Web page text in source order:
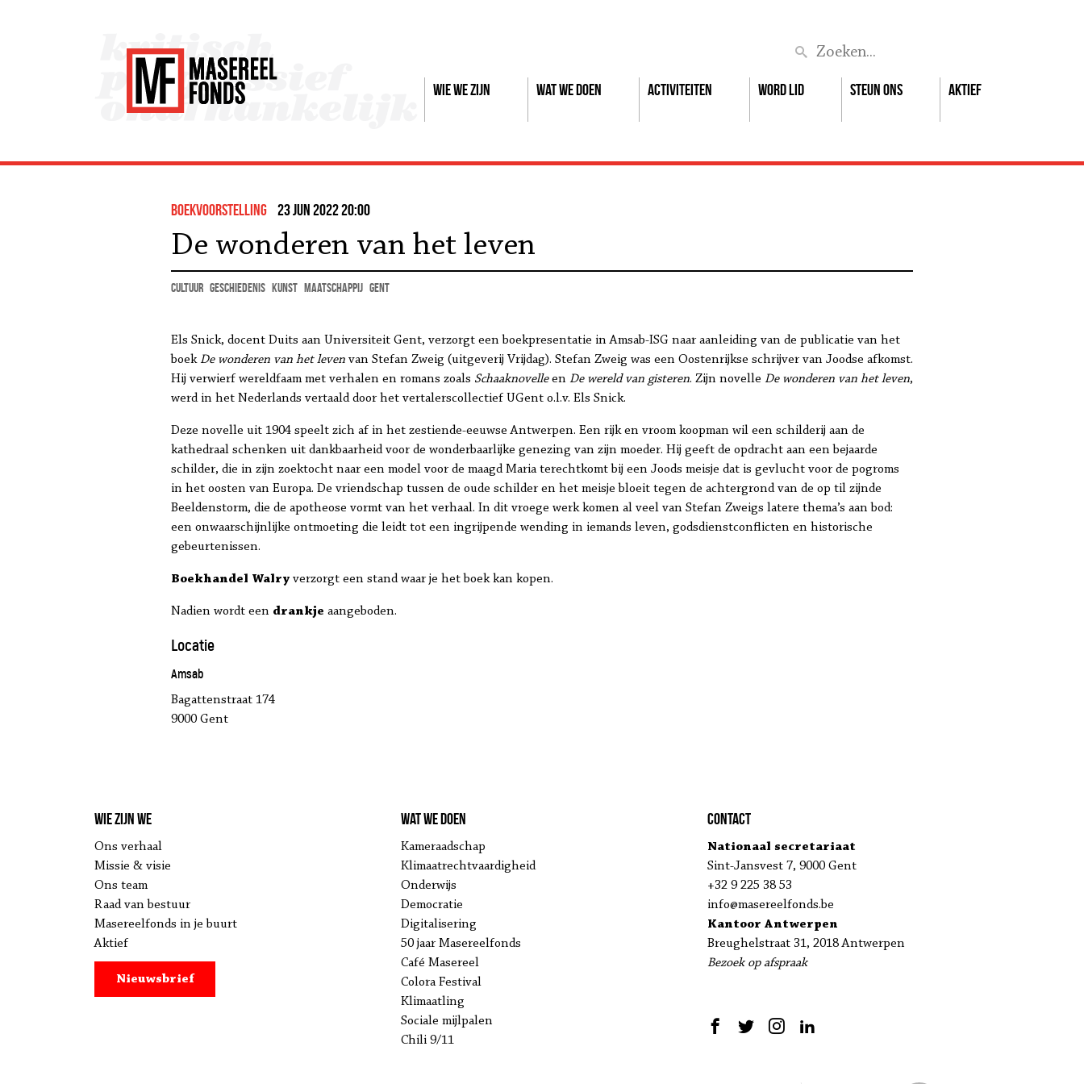
Wie we zijn Wat we doen Activiteiten Word lid Steun ons Aktief
boekvoorstelling 23 jun 2022 20:00
De wonderen van het leven
cultuur geschiedenis kunst maatschappij Gent
Els Snick, docent Duits aan Universiteit Gent, verzorgt een boekpresentatie in Amsab-ISG naar aanleiding van de publicatie van het
boekDe wonderen van het leven van Stefan Zweig (uitgeverij Vrijdag). Stefan Zweig was een Oostenrijkse schrijver van Joodse afkomst.
Hij verwierf wereldfaam met verhalen en romans zoals Schaaknovelleen De wereld van gisteren. Zijn novelle De wonderen van het leven,
werd in het Nederlands vertaald door het vertalerscollectief UGent o.l.v. Els Snick.
Deze novelle uit 1904 speelt zich af in het zestiende-eeuwse Antwerpen. Een rijk en vroom koopman wil een schilderij aan de
kathedraal schenken uit dankbaarheid voor de wonderbaarlijke genezing van zijn moeder. Hij geeft de opdracht aan een bejaarde
schilder, die in zijn zoektocht naar een model voor de maagd Maria terechtkomt bij een Joods meisje dat is gevlucht voor de pogroms
in het oosten van Europa. De vriendschap tussen de oude schilder en het meisje bloeit tegen de achtergrond van de op til zijnde
Beeldenstorm, die de apotheose vormt van het verhaal. In dit vroege werk komen al veel van Stefan Zweigs latere thema’s aan bod:
een onwaarschijnlijke ontmoeting die leidt tot een ingrijpende wending in iemands leven, godsdienstconflicten en historische
gebeurtenissen.
Boekhandel Walry verzorgt een stand waar je het boek kan kopen.
Nadien wordt een drankje aangeboden.
Locatie
Amsab
Bagattenstraat 174
9000 Gent
Wie zijn we
Ons verhaal
Missie & visie
Ons team
Raad van bestuur
Masereelfonds in je buurt
Aktief
Nieuwsbrief
Wat we doen
Kameraadschap
Klimaatrechtvaardigheid
Onderwijs
Democratie
Digitalisering
50 jaar Masereelfonds
Café Masereel
Colora Festival
Klimaatling
Sociale mijlpalen
Chili 9/11
Contact
Nationaal secretariaat
Sint-Jansvest 7, 9000 Gent
+32 9 225 38 53
info@masereelfonds.be
Kantoor Antwerpen
Breughelstraat 31, 2018 Antwerpen
Bezoek op afspraak